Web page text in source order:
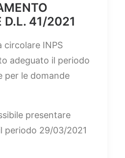
D.L. 41/2021
circolare INPS
adeguato il periodo
per le domande
presentare
periodo 29/03/2021